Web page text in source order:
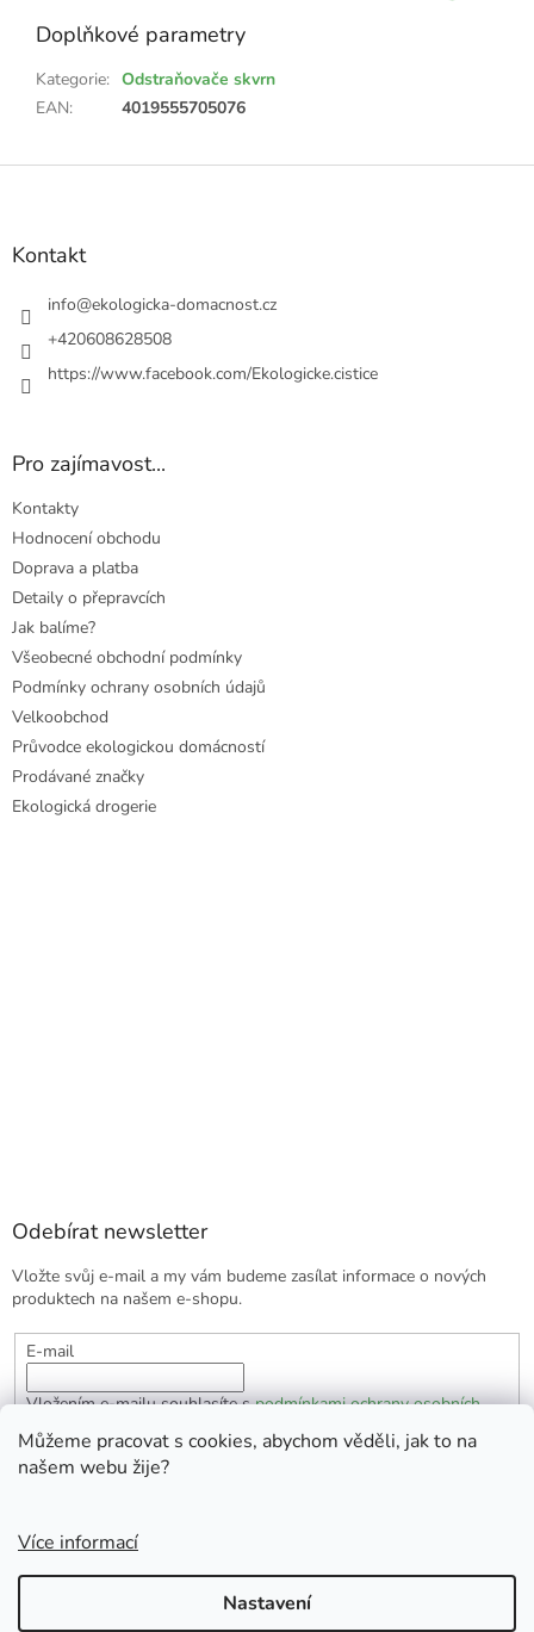
Můžeme pracovat s cookies, abychom věděli, jak to na
našem webu žije?
Více informací
Nastavení
Doplňkové parametry
Kategorie: Odstraňovače skvrn
EAN: 4019555705076
Z
Kontakt
info@ekologicka-domacnost.cz
+420608628508
https://www.facebook.com/Ekologicke.cistice
Pro zajímavost...
Kontakty
Hodnocení obchodu
Doprava a platba
Detaily o přepravcích
Jak balíme?
Všeobecné obchodní podmínky
Podmínky ochrany osobních údajů
Velkoobchod
Průvodce ekologickou domácností
Prodávané značky
Ekologická drogerie
Odebírat newsletter
Vložte svůj e-mail a my vám budeme zasílat informace o nových
produktech na našem e-shopu.
E-mail
Vložením e-mailu souhlasíte spodmínkami ochrany osobních
údajů
PŘIHLÁSIT SE